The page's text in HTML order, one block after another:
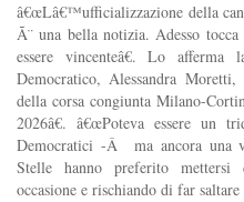
â€œLâ€™ufficializzazione della
Ã¨ una bella notizia. Adesso
essere vincenteâ€. Lo
Democratico, Alessandra
della corsa congiunta Milano-
2026â€. â€œPoteva essere un
Democratici -Â ma ancora una
Stelle hanno preferito mettersi
occasione e rischiando di far saltare